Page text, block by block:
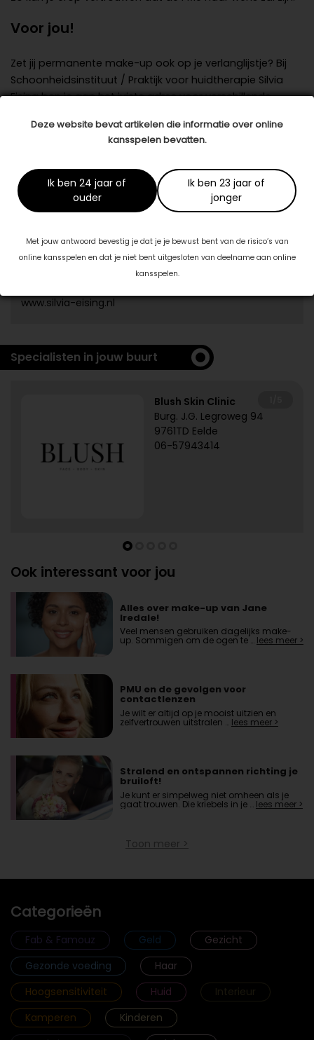
Deze website bevat artikelen die informatie over online
kansspelen bevatten.
Ik ben 24 jaar of
ouder
Ik ben 23 jaar of
jonger
Met jouw antwoord bevestig je dat je je bewust bent van de risico’s van
online kansspelen en dat je niet bent uitgesloten van deelname aan online
kansspelen.
Voor jou!
Zet jij permanente make-up ook op je verlanglijstje? Bij
Schoonheidsinstituut / Praktijk voor huidtherapie Silvia
Eising ben je aan het juiste adres voor verschillende
huidtherapeuten/schoonheidsspecialisten van de salon
geven je graag advies op het gebied van beauty,
Datum: 10 januari 2019
Deel dit artikel
Dit artikel is tot stand gekomen in samenwerking met:
www.silvia-eising.nl
Specialisten in jouw buurt
Blush Skin Clinic
Burg. J.G. Legroweg 94
9761TD Eelde
06-57943414
Ook interessant voor jou
Alles over make-up van Jane
Iredale!
Veel mensen gebruiken dagelijks make-
up. Sommigen om de ogen te … lees meer >
PMU en de gevolgen voor
contactlenzen
Je wilt er altijd op je mooist uitzien en
zelfvertrouwen uitstralen … lees meer >
Stralend en ontspannen richting je
bruiloft!
Je kunt er simpelweg niet omheen als je
gaat trouwen. Die kriebels in je … lees meer >
Toon meer >
Categorieën
Fab & Famouz Geld
Gezicht
Gezonde voeding
Haar
Hoogsensitiviteit
Huid
Interieur
Kamperen
Kinderen